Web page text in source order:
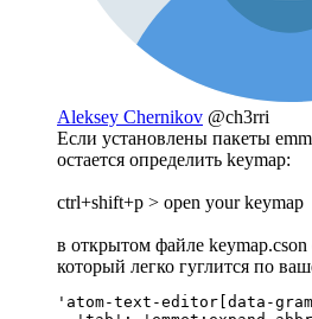
Aleksey Chernikov @ch3rri
Если установлены пакеты
остается определить keymap:
ctrl+shift+p > open your keymap
в открытом файле keymap.cson
который легко гуглится по
'atom-text-editor[data-